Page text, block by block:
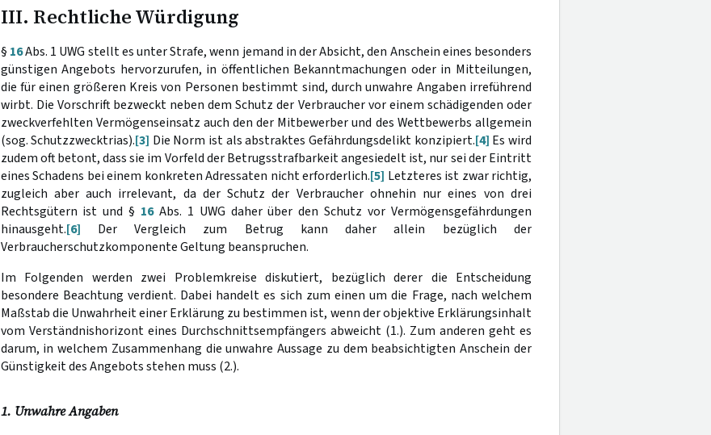
III. Rechtliche Würdigung
§ 16Abs. 1 UWG stellt es unter Strafe, wenn jemand in der Absicht, den Anschein eines besonders
günstigen Angebots hervorzurufen, in öffentlichen Bekanntmachungen oder in Mitteilungen,
die für einen größeren Kreis von Personen bestimmt sind, durch unwahre Angaben irreführend
wirbt. Die Vorschrift bezweckt neben dem Schutz der Verbraucher vor einem schädigenden oder
zweckverfehlten Vermögenseinsatz auch den der Mitbewerber und des Wettbewerbs allgemein
(sog. Schutzzwecktrias).[3] Die Norm ist als abstraktes Gefährdungsdelikt konzipiert.[4] Es wird
zudem oft betont, dass sie im Vorfeld der Betrugsstrafbarkeit angesiedelt ist, nur sei der Eintritt
eines Schadens bei einem konkreten Adressaten nicht erforderlich.[5] Letzteres ist zwar richtig,
zugleich aber auch irrelevant, da der Schutz der Verbraucher ohnehin nur eines von drei
Rechtsgütern ist und § 16Abs. 1 UWG daher über den Schutz vor Vermögensgefährdungen
hinausgeht.[6] Der Vergleich zum Betrug kann daher allein bezüglich der
Verbraucherschutzkomponente Geltung beanspruchen.
Im Folgenden werden zwei Problemkreise diskutiert, bezüglich derer die Entscheidung
besondere Beachtung verdient. Dabei handelt es sich zum einen um die Frage, nach welchem
Maßstab die Unwahrheit einer Erklärung zu bestimmen ist, wenn der objektive Erklärungsinhalt
vom Verständnishorizont eines Durchschnittsempfängers abweicht (1.). Zum anderen geht es
darum, in welchem Zusammenhang die unwahre Aussage zu dem beabsichtigten Anschein der
Günstigkeit des Angebots stehen muss (2.).
1. Unwahre Angaben